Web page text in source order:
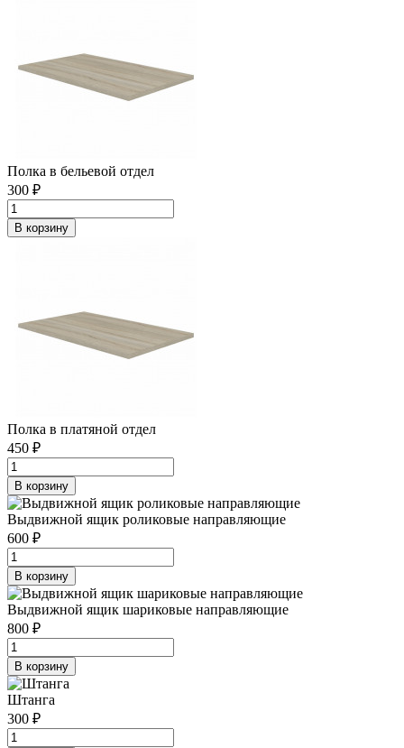
Полка в бельевой отдел
300 ₽
В корзину
Полка в платяной отдел
450 ₽
В корзину
Выдвижной ящик роликовые направляющие
600 ₽
В корзину
Выдвижной ящик шариковые направляющие
800 ₽
В корзину
Штанга
300 ₽